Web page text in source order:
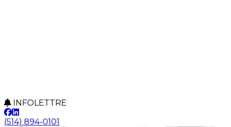
INFOLETTRE
(514) 894-0101